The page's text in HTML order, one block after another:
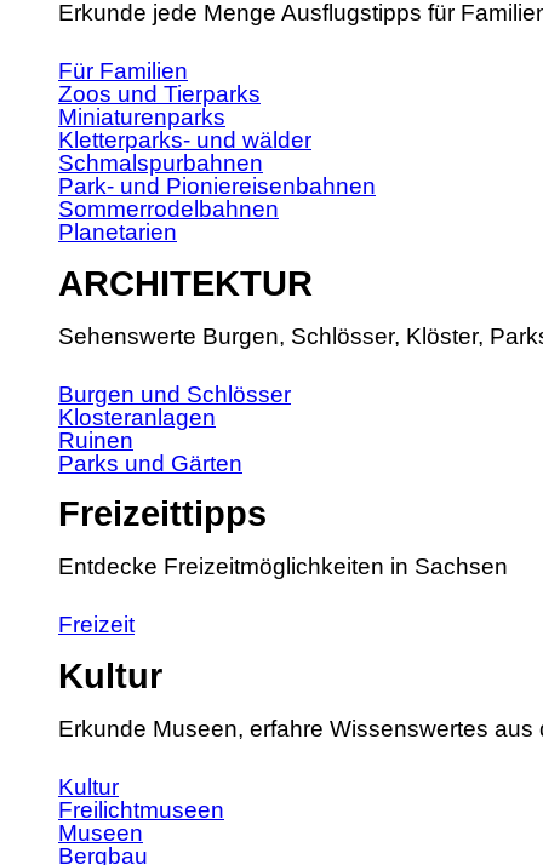
Erkunde jede Menge Ausflugstipps für
Für Familien
Zoos und Tierparks
Miniaturenparks
Kletterparks- und wälder
Schmalspurbahnen
Park- und Pioniereisenbahnen
Sommerrodelbahnen
Planetarien
ARCHITEKTUR
Sehenswerte Burgen, Schlösser, Klöster,
Burgen und Schlösser
Klosteranlagen
Ruinen
Parks und Gärten
Freizeittipps
Entdecke Freizeitmöglichkeiten in Sachsen
Freizeit
Kultur
Erkunde Museen, erfahre Wissenswertes
Kultur
Freilichtmuseen
Museen
Bergbau